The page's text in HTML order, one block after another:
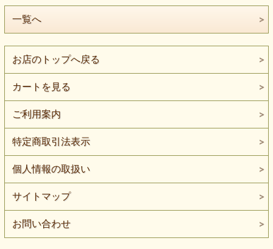
一覧へ
お店のトップへ戻る
カートを見る
ご利用案内
特定商取引法表示
個人情報の取扱い
サイトマップ
お問い合わせ